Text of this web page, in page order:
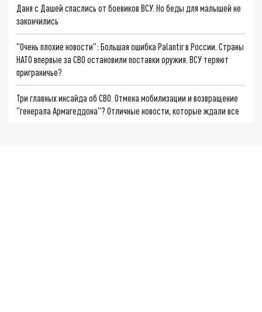
Даня с Дашей спаслись от боевиков ВСУ. Но беды для малышей не
закончились
"Очень плохие новости": Большая ошибка Palantir в России. Страны
НАТО впервые за СВО остановили поставки оружия. ВСУ теряют
приграничье?
Три главных инсайда об СВО. Отмена мобилизации и возвращение
"генерала Армагеддона"? Отличные новости, которые ждали все